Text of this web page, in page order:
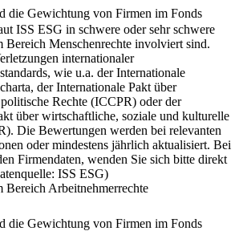
die Gewichtung von Firmen im Fonds
ISS ESG in schwere oder sehr schwere
Bereich Menschenrechte involviert sind.
internationaler
wie u.a. der Internationale
der Internationale Pakt über
Rechte (ICCPR) oder der
über wirtschaftliche, soziale und kulturelle
Die Bewertungen werden bei relevanten
oder mindestens jährlich aktualisiert. Bei
Firmendaten, wenden Sie sich bitte direkt
ISS ESG)
Bereich Arbeitnehmerrechte
die Gewichtung von Firmen im Fonds